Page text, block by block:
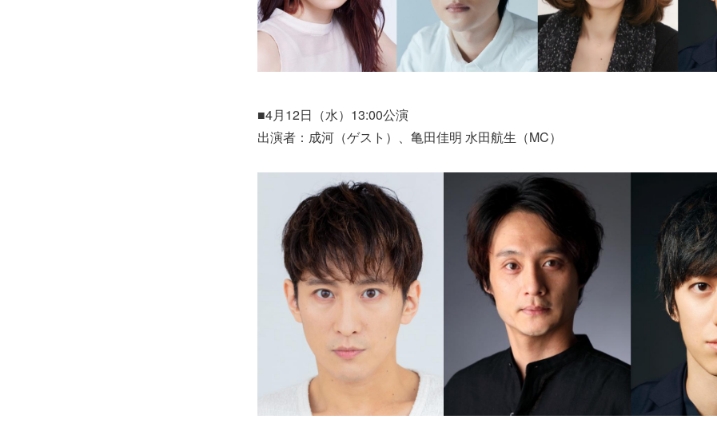
■4月12日（水）13:00公演
出演者：成河（ゲスト）、亀田佳明 水田航生（MC）